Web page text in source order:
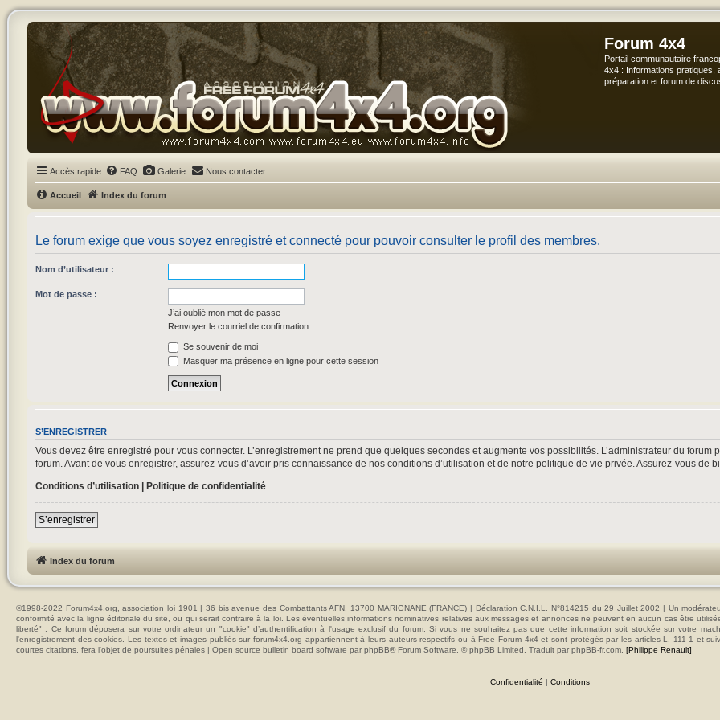
Forum 4x4
Portail communautaire
4x4 : Informations pratiques,
préparation et forum de
Accès rapide FAQ Galerie Nous contacter
Accueil Index du forum
Le forum exige que vous soyez enregistré et connecté pour pouvoir consulter le profil des membres.
Nom d’utilisateur :
Mot de passe :
J’ai oublié mon mot de passe
Renvoyer le courriel de confirmation
Se souvenir de moi
Masquer ma présence en ligne pour cette session
S’ENREGISTRER
Vous devez être enregistré pour vous connecter. L’enregistrement ne prend que quelques secondes et augmente vos possibilités. L’administrateur du
forum. Avant de vous enregistrer, assurez-vous d’avoir pris connaissance de nos conditions d’utilisation et de notre politique de vie privée. Assurez-vous de
Conditions d’utilisation| Politique de confidentialité
S’enregistrer
Index du forum
©1998-2022 Forum4x4.org, association loi 1901 | 36 bis avenue des Combattants AFN, 13700 MARIGNANE (FRANCE) | Déclaration C.N.I.L. N°814215 du 29 Juillet 2002 | Un
conformité avec la ligne éditoriale du site, ou qui serait contraire à la loi. Les éventuelles informations nominatives relatives aux messages et annonces ne peuvent en aucun cas être
liberté" : Ce forum déposera sur votre ordinateur un "cookie" d’authentification à l'usage exclusif du forum. Si vous ne souhaitez pas que cette information soit stockée sur votre
l'enregistrement des cookies. Les textes et images publiés sur forum4x4.org appartiennent à leurs auteurs respectifs ou à Free Forum 4x4 et sont protégés par les articles L. 111-1 et
courtes citations, fera l'objet de poursuites pénales | Open source bulletin board software par phpBB® Forum Software, © phpBB Limited. Traduit par phpBB-fr.com. [Philippe Renault]
Confidentialité | Conditions